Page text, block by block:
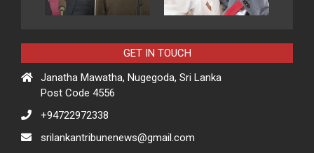
GET IN TOUCH
Janatha Mawatha, Nugegoda, Sri Lanka
Post Code 4556
+94722972338
srilankantribunenews@gmail.com